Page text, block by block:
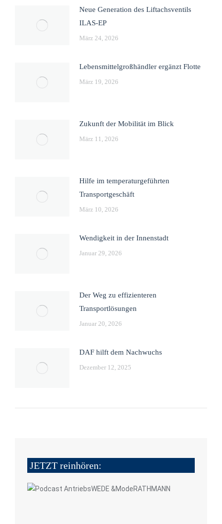
Neue Generation des Liftachsventils
ILAS-EP
März 24, 2026
Lebensmittelgroßhändler ergänzt Flotte
März 19, 2026
Zukunft der Mobilität im Blick
März 11, 2026
Hilfe im temperaturgeführten
Transportgeschäft
März 10, 2026
Wendigkeit in der Innenstadt
Januar 29, 2026
Der Weg zu effizienteren
Transportlösungen
Januar 20, 2026
DAF hilft dem Nachwuchs
Dezember 12, 2025
JETZT reinhören: